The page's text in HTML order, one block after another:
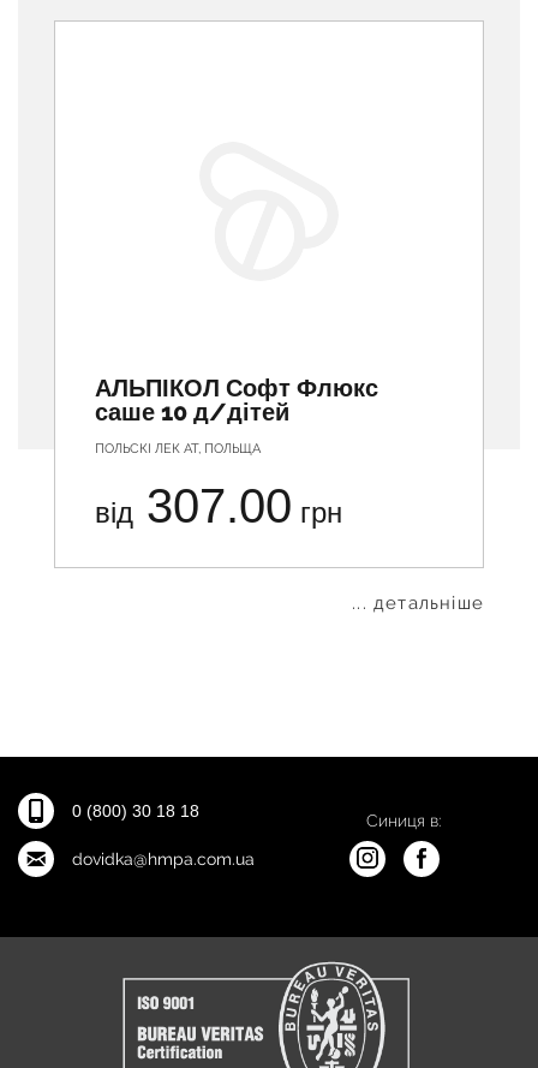
АЛЬПІКОЛ Софт Флюкс
саше 10 д/дітей
ПОЛЬСКІ ЛЕК АТ, ПОЛЬЩА
від 307.00 грн
... детальніше
0 (800) 30 18 18
dovidka@hmpa.com.ua
Синиця в: